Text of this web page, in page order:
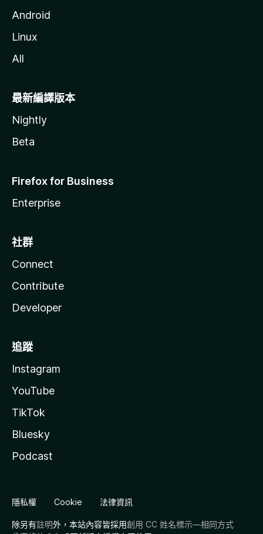
Android
Linux
All
最新編譯版本
Nightly
Beta
Firefox for Business
Enterprise
社群
Connect
Contribute
Developer
追蹤
Instagram
YouTube
TikTok
Bluesky
Podcast
隱私權 Cookie 法律資訊
除另有註明外，本站內容皆採用創用 CC 姓名標示—相同方式